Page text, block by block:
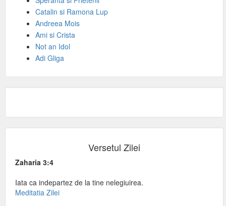
Catalin si Ramona Lup
Andreea Mois
Ami si Crista
Not an Idol
Adi Gliga
Versetul Zilei
Zaharia 3:4
Iata ca indepartez de la tine nelegiuirea.
Meditatia Zilei